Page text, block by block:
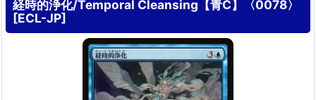
経時的浄化/Temporal Cleansing【青C】〈0078〉
[ECL-JP]